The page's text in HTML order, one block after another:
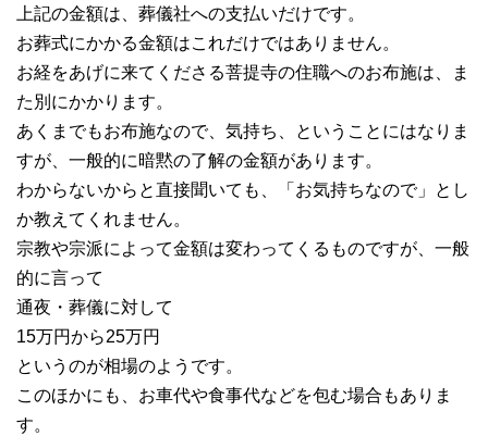
上記の金額は、葬儀社への支払いだけです。
お葬式にかかる金額はこれだけではありません。
お経をあげに来てくださる菩提寺の住職へのお布施は、ま
た別にかかります。
あくまでもお布施なので、気持ち、ということにはなりま
すが、一般的に暗黙の了解の金額があります。
わからないからと直接聞いても、「お気持ちなので」とし
か教えてくれません。
宗教や宗派によって金額は変わってくるものですが、一般
的に言って
通夜・葬儀に対して
15万円から25万円
というのが相場のようです。
このほかにも、お車代や食事代などを包む場合もありま
す。